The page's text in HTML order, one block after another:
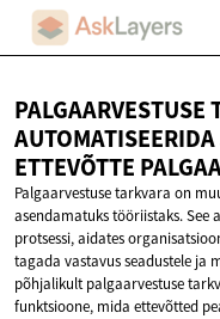
PALGAARVESTUSE
ETTEVÕTTE
Palgaarvestuse tarkvara on
asendamatuks tööriistaks. See
protsessi, aidates
tagada vastavus seadustele ja
põhjalikult palgaarvestuse
funktsioone, mida ettevõtted